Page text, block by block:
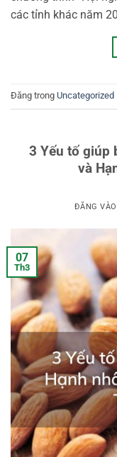
các tỉnh khác năm
Đăng trong Uncategorized
3 Yếu tố giúp
và
ĐĂNG
07
Th3